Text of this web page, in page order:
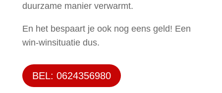
duurzame manier verwarmt.
En het bespaart je ook nog eens geld! Een
win-winsituatie dus.
BEL: 0624356980